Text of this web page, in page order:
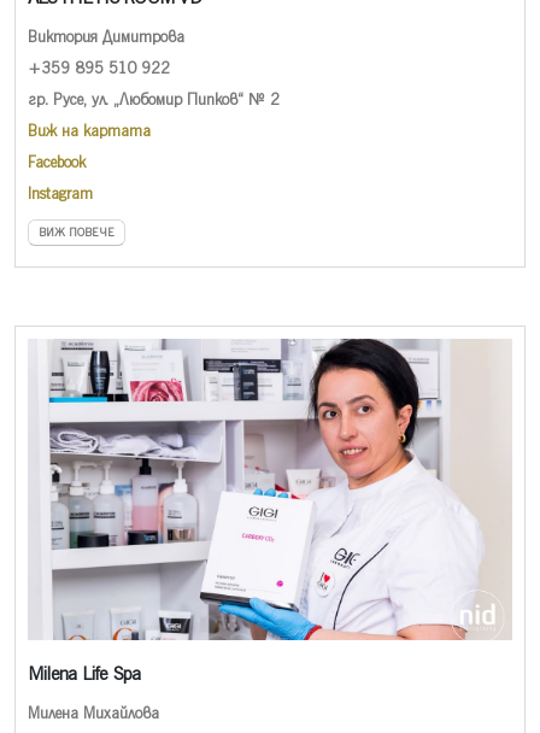
Виктория Димитрова
+359 895 510 922
гр. Русе, ул. „Любомир Пипков“ № 2
Виж на картата
Facebook
Instagram
ВИЖ ПОВЕЧЕ
Milena Life Spa
Милена Михайлова